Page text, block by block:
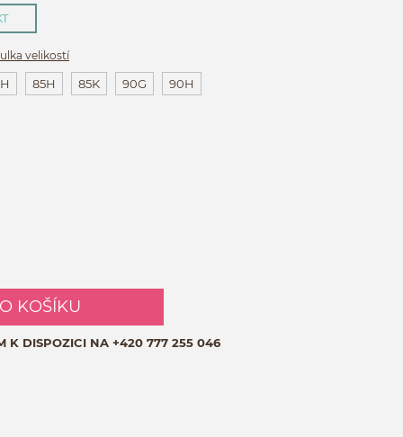
velikostí
85H 85K 90G 90H
KOŠÍKU
K DISPOZICI NA +420 777 255 046